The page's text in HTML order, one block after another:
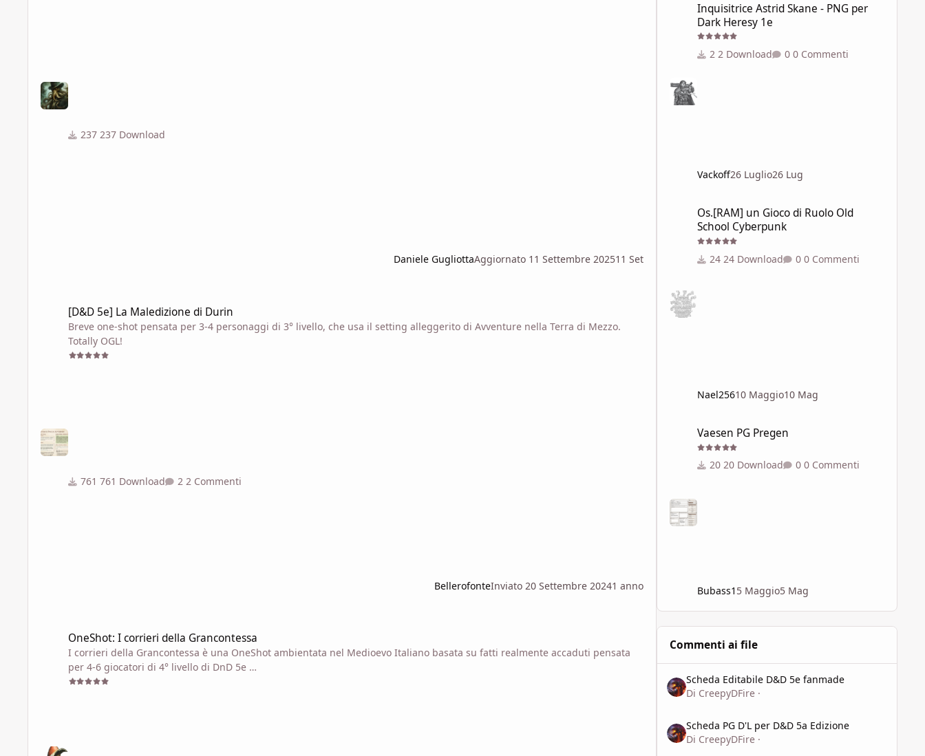
237 Download
Daniele GugliottaAggiornato 11 Settembre 202511 Set
[D&D 5e] La Maledizione di Durin
Breve one-shot pensata per 3-4 personaggi di 3° livello, che usa il setting alleggerito di Avventure nella Terra di Mezzo.
Totally OGL!
761 Download 2 Commenti
BellerofonteInviato 20 Settembre 20241 anno
OneShot: I corrieri della Grancontessa
I corrieri della Grancontessa è una OneShot ambientata nel Medioevo Italiano basata su fatti realmente accaduti pensata
per 4-6 giocatori di 4° livello di DnD 5e
pergamena.pdf
Inquisitrice Astrid Skane - PNG per
Dark Heresy 1e
2 Download 0 Commenti
Vackoff26 Luglio26 Lug
Os.[RAM] un Gioco di Ruolo Old
School Cyberpunk
24 Download 0 Commenti
Nael25610 Maggio10 Mag
Vaesen PG Pregen
20 Download 0 Commenti
Bubass1 5 Maggio5 Mag
Commenti ai file
Scheda Editabile D&D 5e fanmade
Di CreepyDFire·
Scheda PG D'L per D&D 5a Edizione
Di CreepyDFire·